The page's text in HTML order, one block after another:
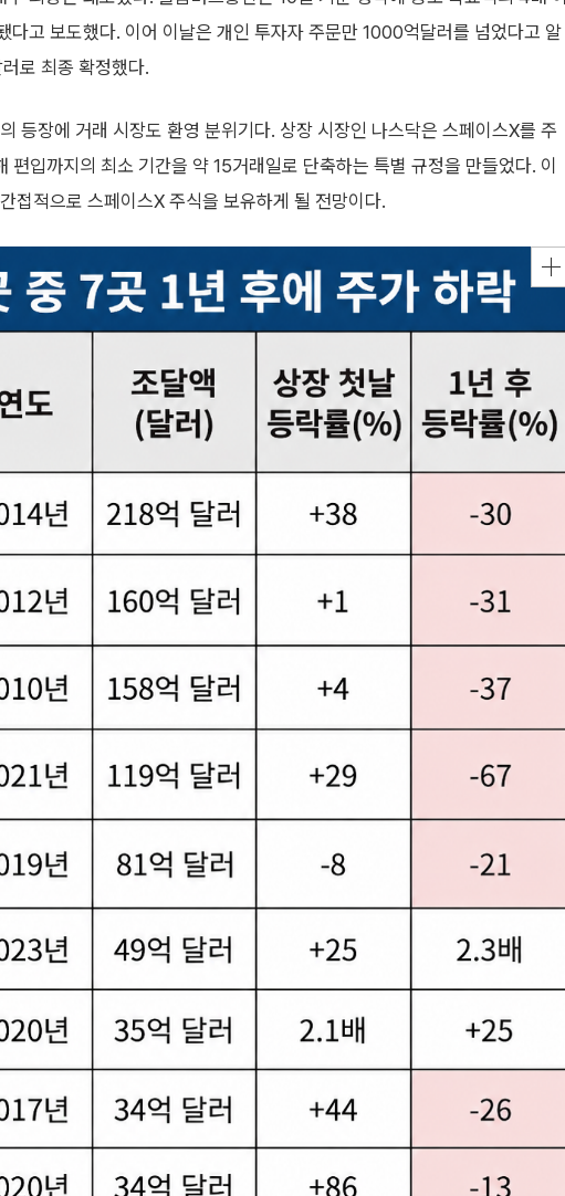
다고 보도했다. 이어 이날은 개인 투자자 주문만 1000억달러를 넘었다고 알
로 최종 확정했다.
등장에 거래 시장도 환영 분위기다. 상장 시장인 나스닥은 스페이스X를 주
편입까지의 최소 기간을 약 15거래일로 단축하는 특별 규정을 만들었다. 이
접적으로 스페이스X 주식을 보유하게 될 전망이다.